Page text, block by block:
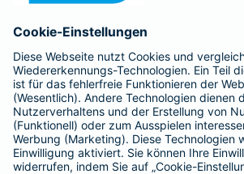
Vergütungen, die in der zu entrichtenden
enthalten sind.
Schlichtungsstellen
Für Lebens- und Sachversicherungen:
Verein Versicherungsombudsmann eV,
Postfach 080632, 10006 Berlin